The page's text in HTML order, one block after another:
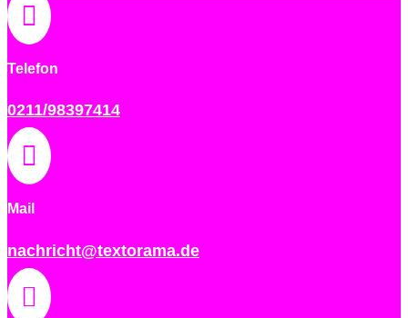

Telefon
0211/98397414

Mail
nachricht@textorama.de
